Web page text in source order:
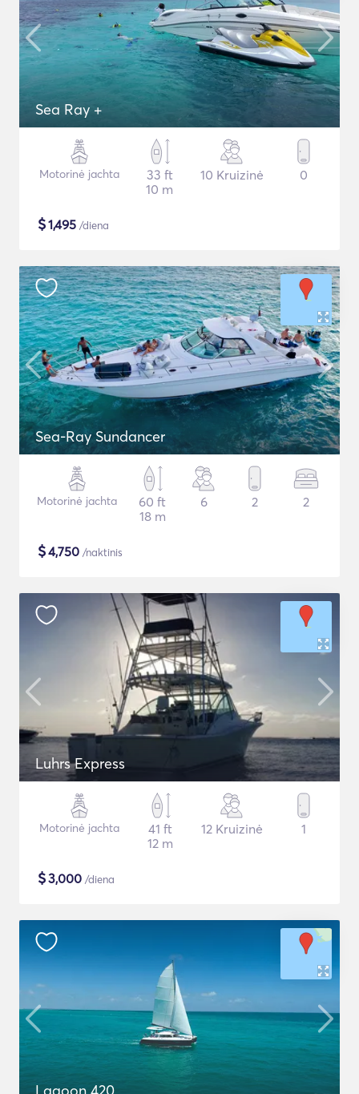
Sea Ray +
Motorinė jachta
33 ft
10 m
10 Kruizinė 0
$1,495 /diena
Sea-Ray Sundancer
Motorinė jachta
60 ft
18 m
6 2 2
$4,750 /naktinis
Luhrs Express
Motorinė jachta
41 ft
12 m
12 Kruizinė 1
$3,000 /diena